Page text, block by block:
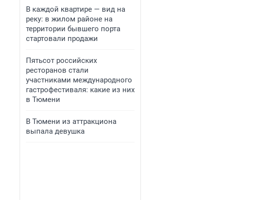
В каждой квартире — вид на
реку: в жилом районе на
территории бывшего порта
стартовали продажи
Пятьсот российских
ресторанов стали
участниками международного
гастрофестиваля: какие из них
в Тюмени
В Тюмени из аттракциона
выпала девушка